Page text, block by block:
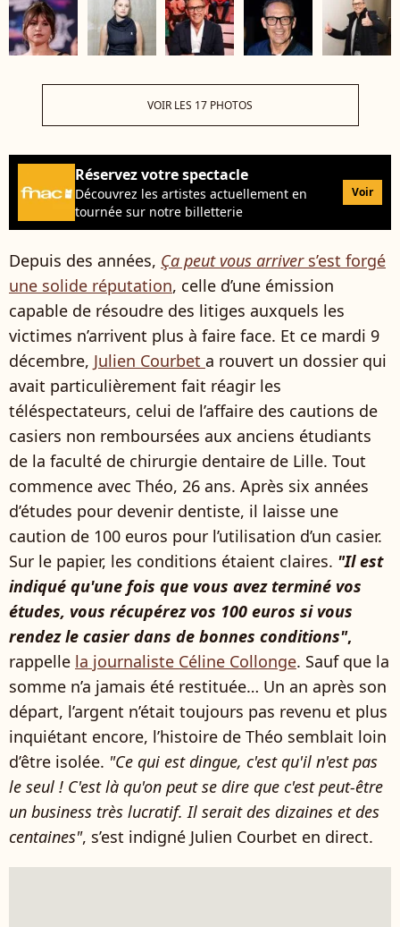
VOIR LES 17 PHOTOS
Réservez votre spectacle
Découvrez les artistes actuellement en
tournée sur notre billetterie
Voir
Depuis des années, Ça peut vous arrivers’est forgé
une solide réputation, celle d’une émission
capable de résoudre des litiges auxquels les
victimes n’arrivent plus à faire face. Et ce mardi 9
décembre, Julien Courbet a rouvert un dossier qui
avait particulièrement fait réagir les
téléspectateurs, celui de l’affaire des cautions de
casiers non remboursées aux anciens étudiants
de la faculté de chirurgie dentaire de Lille. Tout
commence avec Théo, 26 ans. Après six années
d’études pour devenir dentiste, il laisse une
caution de 100 euros pour l’utilisation d’un casier.
Sur le papier, les conditions étaient claires. "Il est
indiqué qu'une fois que vous avez terminé vos
études, vous récupérez vos 100 euros si vous
rendez le casier dans de bonnes conditions",
rappelle la journaliste Céline Collonge. Sauf que la
somme n’a jamais été restituée… Un an après son
départ, l’argent n’était toujours pas revenu et plus
inquiétant encore, l’histoire de Théo semblait loin
d’être isolée. "Ce qui est dingue, c'est qu'il n'est pas
le seul ! C'est là qu'on peut se dire que c'est peut-être
un business très lucratif. Il serait des dizaines et des
centaines", s’est indigné Julien Courbet en direct.